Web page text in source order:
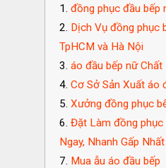
đồng phục đầu bếp
Dịch Vụ đồng phục
TpHCM và Hà Nội
áo đầu bếp nữ Chất
Cơ Sở Sản Xuất áo
Xưởng đồng phục
Đặt Làm đồng phục
Ngay, Nhanh Gấp Nhất
Mua ẫu áo đầu bếp